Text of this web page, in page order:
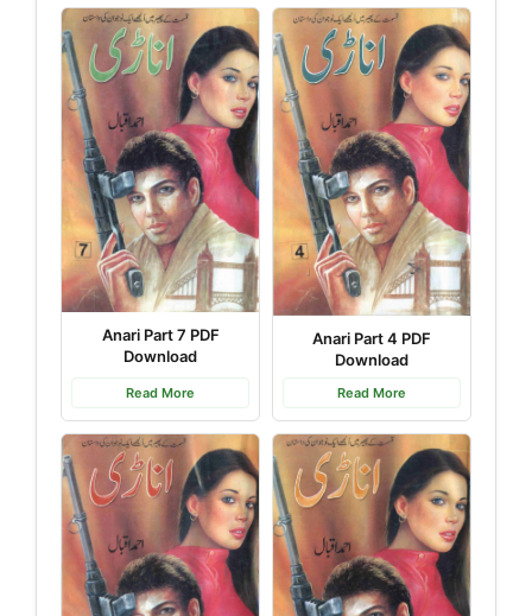
Anari Part 7 PDF
Download
Read More
Anari Part 4 PDF
Download
Read More